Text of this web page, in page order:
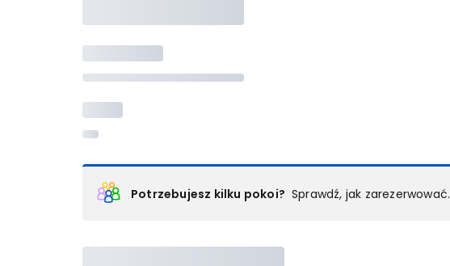
Potrzebujesz kilku pokoi? Sprawdź, jak zarezerwować.